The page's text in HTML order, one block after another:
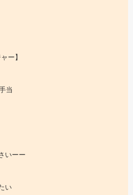
ー】
当
いーー
い